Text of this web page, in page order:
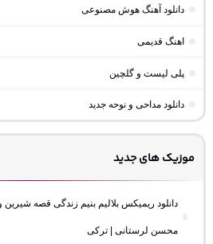
دانلود آهنگ هوش مصنوعی
اهنگ قدیمی
پلی لیست و گلچین
دانلود مداحی و نوحه جدید
موزیک های جدید
دانلود ریمیکس بلالیم بنیم زندگی قصه
محسن لرستانی | ترکی